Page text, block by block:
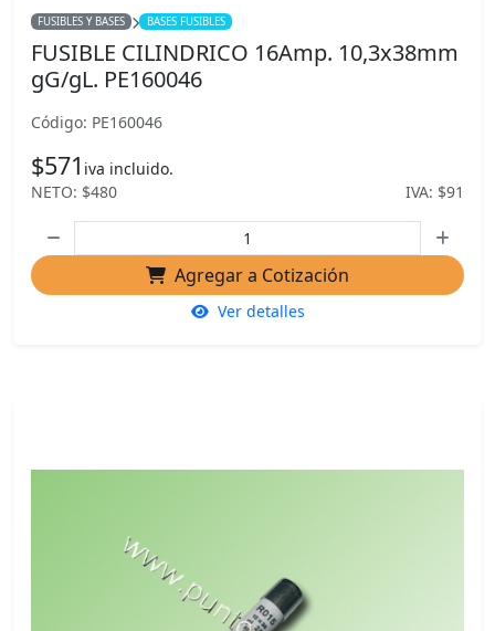
FUSIBLES Y BASES BASES FUSIBLES
FUSIBLE CILINDRICO 16Amp. 10,3x38mm
gG/gL. PE160046
Código: PE160046
$571 iva incluido.
NETO: $480
IVA: $91
Agregar a Cotización
Ver detalles